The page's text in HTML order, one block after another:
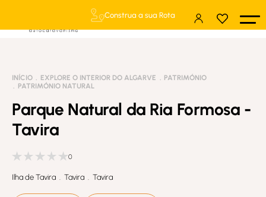
Construa a sua Rota
INÍCIO EXPLORE O INTERIOR DO ALGARVE
PATRIMÓNIO
PATRIMÓNIO NATURAL
Parque Natural da Ria Formosa -
Tavira
0
Ilha de Tavira . Tavira . Tavira